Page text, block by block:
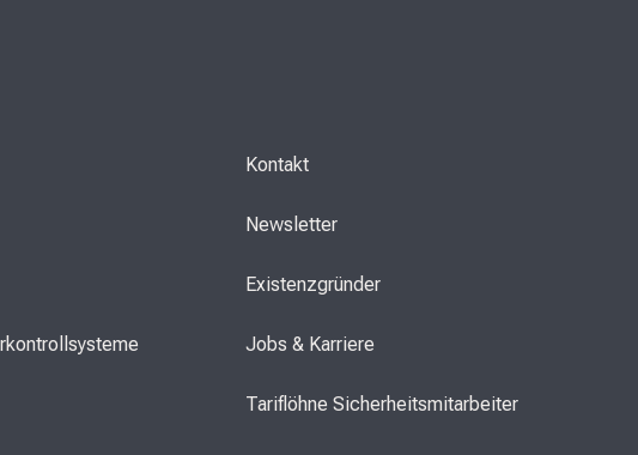
Kontakt
Newsletter
Existenzgründer
Jobs & Karriere
Tariflöhne Sicherheitsmitarbeiter